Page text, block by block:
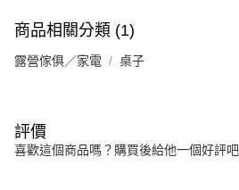
商品相關分類 (1)
露營傢俱／家電 桌子
評價
喜歡這個商品嗎？購買後給他一個好評吧